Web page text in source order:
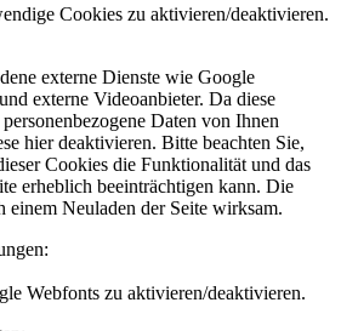
Cookies zu aktivieren/deaktivieren.
externe Dienste wie Google
externe Videoanbieter. Da diese
Daten von Ihnen
hier deaktivieren. Bitte beachten Sie,
Cookies die Funktionalität und das
erheblich beeinträchtigen kann. Die
einem Neuladen der Seite wirksam.
Webfonts zu aktivieren/deaktivieren.